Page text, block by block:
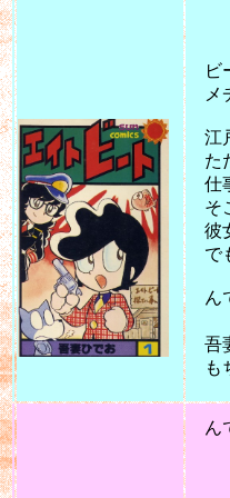
ビ
メ
江
た
仕
そ
彼
で
ん
吾
も
ん